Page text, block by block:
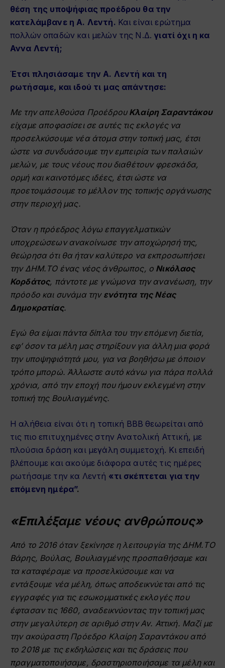
θέση της υποψήφιας προέδρου θα την
κατελάμβανε η Α. Λεντή. Και είναι ερώτημα
πολλών οπαδών και μελών της Ν.Δ. γιατί όχι η κα
Αννα Λεντή;
Έτσι πλησιάσαμε την Α. Λεντή και τη
ρωτήσαμε, και ιδού τι μας απάντησε:
Με την απελθούσα Προέδρου Κλαίρη Σαραντάκου
είχαμε αποφασίσει σε αυτές τις εκλογές να
προσελκύσουμε νέα άτομα στην τοπική μας, έτσι
ώστε να συνδυάσουμε την εμπειρία των παλαιών
μελών, με τους νέους που διαθέτουν φρεσκάδα,
ορμή και καινοτόμες ιδέες, έτσι ώστε να
προετοιμάσουμε το μέλλον της τοπικής οργάνωσης
στην περιοχή μας.
Όταν η πρόεδρος λόγω επαγγελματικών
υποχρεώσεων ανακοίνωσε την αποχώρησή της,
θεώρησα ότι θα ήταν καλύτερο να εκπροσωπήσει
την ΔΗΜ.ΤΟ ένας νέος άνθρωπος, ο Νικόλαος
Κορδάτος, πάντοτε με γνώμονα την ανανέωση, την
πρόοδο και συνάμα την ενότητα της Νέας
Δημοκρατίας.
Εγώ θα είμαι πάντα δίπλα του την επόμενη διετία,
εφ’ όσον τα μέλη μας στηρίξουν για άλλη μια φορά
την υποψηφιότητά μου, για να βοηθήσω με όποιον
τρόπο μπορώ. Άλλωστε αυτό κάνω για πάρα πολλά
χρόνια, από την εποχή που ήμουν εκλεγμένη στην
τοπική της Βουλιαγμένης.
Η αλήθεια είναι ότι η τοπική ΒΒΒ θεωρείται από
τις πιο επιτυχημένες στην Ανατολική Αττική, με
πλούσια δράση και μεγάλη συμμετοχή. Κι επειδή
βλέπουμε και ακούμε διάφορα αυτές τις ημέρες
ρωτήσαμε την κα Λεντή «τι σκέπτεται για την
επόμενη ημέρα”.
«Επιλέξαμε νέους ανθρώπους»
Από το 2016 όταν ξεκίνησε η λειτουργία της ΔΗΜ.ΤΟ
Βάρης, Βούλας, Βουλιαγμένης προσπαθήσαμε και
τα καταφέραμε να προσελκύσουμε και να
εντάξουμε νέα μέλη, όπως αποδεικνύεται από τις
εγγραφές για τις εσωκομματικές εκλογές που
έφτασαν τις 1660, αναδεικνύοντας την τοπική μας
στην μεγαλύτερη σε αριθμό στην Αν. Αττική. Μαζί με
την ακούραστη Πρόεδρο Κλαίρη Σαραντάκου από
το 2018 με τις εκδηλώσεις και τις δράσεις που
πραγματοποιήσαμε, δραστηριοποιήσαμε τα μέλη και